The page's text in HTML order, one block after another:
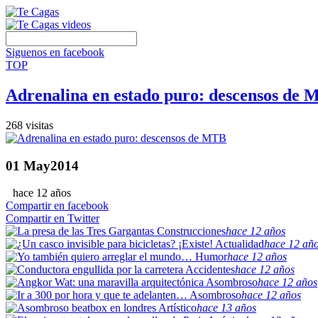
Siguenos en facebook
TOP
Adrenalina en estado puro: descensos de
268 visitas
01 May2014
hace 12 años
Compartir en facebook
Compartir en Twitter
Construccioneshace 12 años
Actualidadhace 12
Humorhace 12 años
Accidenteshace 12 años
Asombrosohace 12 años
Asombrosohace 12 años
Artísticohace 13 años